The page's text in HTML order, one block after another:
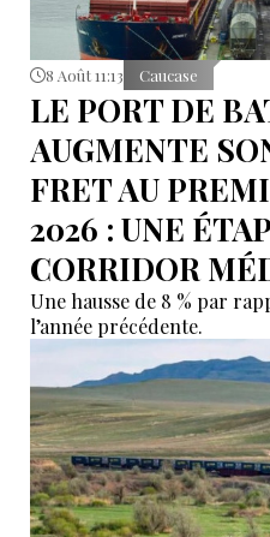
8 Août 11:13 Caucase
LE PORT DE
AUGMENTE
FRET AU
2026 : UNE
CORRIDOR
Une hausse de 8 % par
l’année précédente.